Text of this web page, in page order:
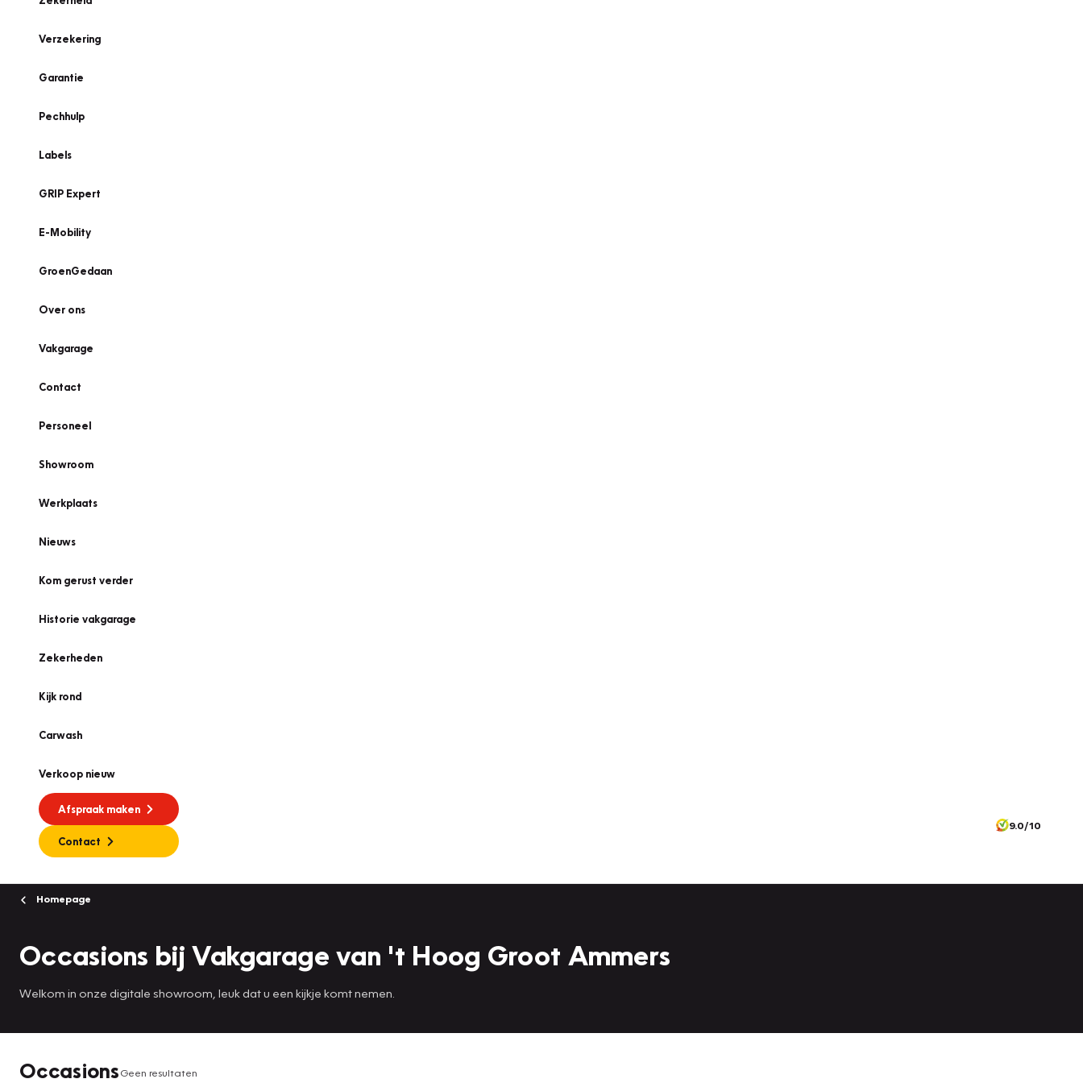
Verzekering
Garantie
Pechhulp
Labels
GRIP Expert
E-Mobility
GroenGedaan
Over ons
Vakgarage
Contact
Personeel
Showroom
Werkplaats
Nieuws
Kom gerust verder
Historie vakgarage
Zekerheden
Kijk rond
Carwash
Verkoop nieuw
Afspraak maken
Contact
9.0/10
Homepage
Occasions bij Vakgarage van 't Hoog Groot Ammers
Welkom in onze digitale showroom, leuk dat u een kijkje komt nemen.
OccasionsGeen resultaten